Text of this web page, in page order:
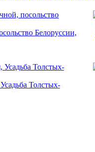
Белоруссии,
Толстых-